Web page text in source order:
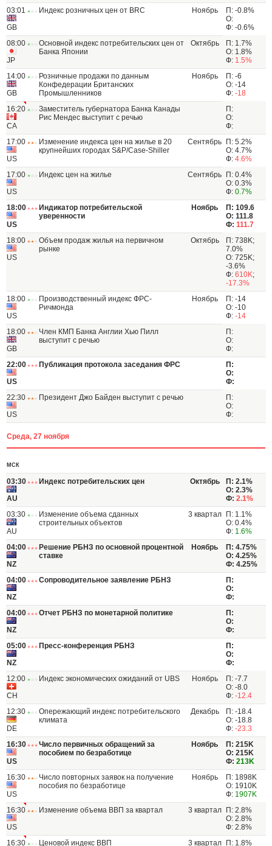
03:01
GB
Индекс розничных цен от BRC Ноябрь
П: -0.8%
О:
Ф: -0.6%
08:00
JP
Основной индекс потребительских цен от
Банка Японии
Октябрь
П: 1.7%
О: 1.8%
Ф: 1.5%
14:00
GB
Розничные продажи по данным
Конфедерации Британских
Промышленников
Ноябрь
П: -6
О: -14
Ф: -18
16:20
CA
Заместитель губернатора Банка Канады
Рис Мендес выступит с речью
П:
О:
Ф:
17:00
US
Изменение индекса цен на жилье в 20
крупнейших городах S&P/Case-Shiller
Сентябрь
П: 5.2%
О: 4.7%
Ф: 4.6%
17:00
US
Индекс цен на жилье Сентябрь
П: 0.4%
О: 0.3%
Ф: 0.7%
18:00
US
Индикатор потребительской
уверенности
Ноябрь
П: 109.6
О: 111.8
Ф: 111.7
18:00
US
Объем продаж жилья на первичном
рынке
Октябрь
П: 738K;
7.0%
О: 725K;
-3.6%
Ф: 610K;
-17.3%
18:00
US
Производственный индекс ФРС-
Ричмонда
Ноябрь
П: -14
О: -10
Ф: -14
18:00
GB
Член КМП Банка Англии Хью Пилл
выступит с речью
П:
О:
Ф:
22:00
US
Публикация протокола заседания ФРС
П:
О:
Ф:
22:30
US
Президент Джо Байден выступит с речью
П:
О:
Ф:
Среда, 27 ноября
МСК
03:30
AU
Индекс потребительских цен Октябрь
П: 2.1%
О: 2.3%
Ф: 2.1%
03:30
AU
Изменение объема сданных
строительных объектов
3 квартал
П: 1.1%
О: 0.4%
Ф: 1.6%
04:00
NZ
Решение РБНЗ по основной процентной
ставке
Ноябрь
П: 4.75%
О: 4.25%
Ф: 4.25%
04:00
NZ
Сопроводительное заявление РБНЗ
П:
О:
Ф:
04:00
NZ
Отчет РБНЗ по монетарной политике
П:
О:
Ф:
05:00
NZ
Пресс-конференция РБНЗ
П:
О:
Ф:
12:00
CH
Индекс экономических ожиданий от UBS Ноябрь
П: -7.7
О: -8.0
Ф: -12.4
12:30
DE
Опережающий индекс потребительского
климата
Декабрь
П: -18.4
О: -18.8
Ф: -23.3
16:30
US
Число первичных обращений за
пособием по безработице
Ноябрь
П: 215K
О: 215K
Ф: 213K
16:30
US
Число повторных заявок на получение
пособия по безработице
Ноябрь
П: 1898K
О: 1910K
Ф: 1907K
16:30
US
Изменение объема ВВП за квартал 3 квартал
П: 2.8%
О: 2.8%
Ф: 2.8%
16:30
Ценовой индекс ВВП 3 квартал П: 1.8%